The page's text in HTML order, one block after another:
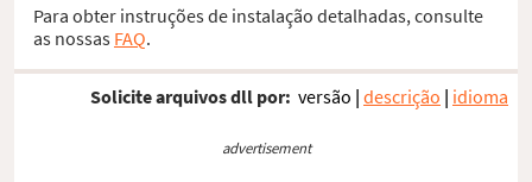
Para obter instruções de instalação detalhadas, consulte
as nossas FAQ.
Solicite arquivos dll por: versão | descrição | idioma
advertisement